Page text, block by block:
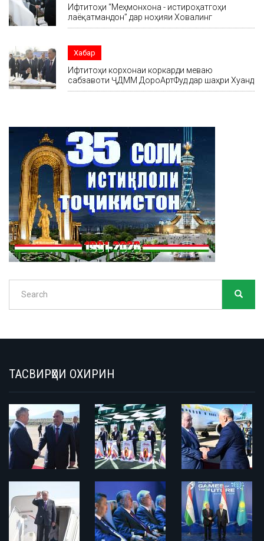
Ифтитоҳи “Меҳмонхона - истироҳатгоҳи
лаёқатмандон” дар ноҳияи Ховалинг
Хабар
Ифтитоҳи корхонаи коркарди меваю
сабзавоти ҶДММ ДороАртФуд дар шаҳри Хуҷанд
Search
ТАСВИРҲОИ ОХИРИН